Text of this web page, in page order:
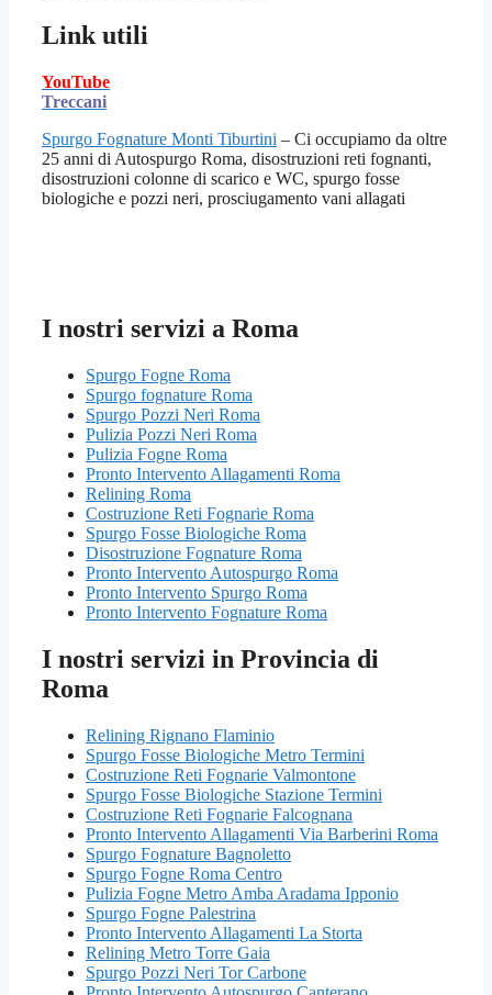
Link utili
YouTube
Treccani
Spurgo Fognature Monti Tiburtini – Ci occupiamo da oltre
25 anni di Autospurgo Roma, disostruzioni reti fognanti,
disostruzioni colonne di scarico e WC, spurgo fosse
biologiche e pozzi neri, prosciugamento vani allagati
I nostri servizi a Roma
Spurgo Fogne Roma
Spurgo fognature Roma
Spurgo Pozzi Neri Roma
Pulizia Pozzi Neri Roma
Pulizia Fogne Roma
Pronto Intervento Allagamenti Roma
Relining Roma
Costruzione Reti Fognarie Roma
Spurgo Fosse Biologiche Roma
Disostruzione Fognature Roma
Pronto Intervento Autospurgo Roma
Pronto Intervento Spurgo Roma
Pronto Intervento Fognature Roma
I nostri servizi in Provincia di
Roma
Relining Rignano Flaminio
Spurgo Fosse Biologiche Metro Termini
Costruzione Reti Fognarie Valmontone
Spurgo Fosse Biologiche Stazione Termini
Costruzione Reti Fognarie Falcognana
Pronto Intervento Allagamenti Via Barberini Roma
Spurgo Fognature Bagnoletto
Spurgo Fogne Roma Centro
Pulizia Fogne Metro Amba Aradama Ipponio
Spurgo Fogne Palestrina
Pronto Intervento Allagamenti La Storta
Relining Metro Torre Gaia
Spurgo Pozzi Neri Tor Carbone